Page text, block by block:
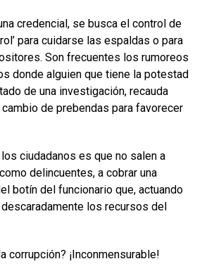
credencial, se busca el control de
para cuidarse las espaldas o para
Son frecuentes los rumoreos
donde alguien que tiene la potestad
de una investigación, recauda
de prebendas para favorecer
ciudadanos es que no salen a
delincuentes, a cobrar una
botín del funcionario que, actuando
los recursos del
corrupción? ¡Inconmensurable!